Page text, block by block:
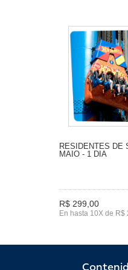
RESIDENTES DE
MAIO - 1 DIA
R$ 299,00
En hasta 10X de R$